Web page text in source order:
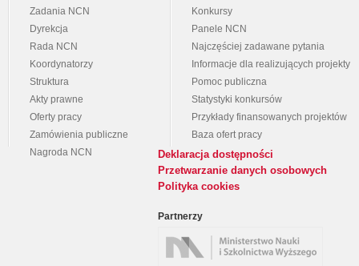
Zadania NCN
Dyrekcja
Rada NCN
Koordynatorzy
Struktura
Akty prawne
Oferty pracy
Zamówienia publiczne
Nagroda NCN
Konkursy
Panele NCN
Najczęściej zadawane pytania
Informacje dla realizujących projekty
Pomoc publiczna
Statystyki konkursów
Przykłady finansowanych projektów
Baza ofert pracy
Deklaracja dostępności
Przetwarzanie danych osobowych
Polityka cookies
Partnerzy